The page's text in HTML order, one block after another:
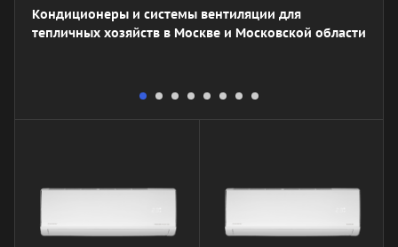
Кондиционеры и системы вентиляции для
тепличных хозяйств в Москве и Московской области